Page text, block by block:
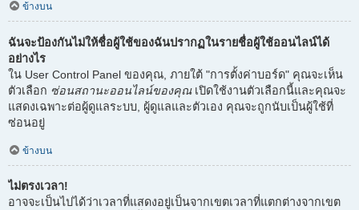
ข้างบน
ฉันจะป้องกันไม่ให้ชื่อผู้ใช้ของฉันปรากฏในรายชื่อผู้ใช้ออนไลน์ได้
อย่างไร
ใน User Control Panel ของคุณ, ภายใต้ "การตั้งค่าบอร์ด" คุณจะเห็น
ตัวเลือก ซ่อนสถานะออนไลน์ของคุณเปิดใช้งานตัวเลือกนี้และคุณจะ
แสดงเฉพาะต่อผู้ดูแลระบบ, ผู้ดูแลและตัวเอง คุณจะถูกนับเป็นผู้ใช้ที่
ซ่อนอยู่
ข้างบน
ไม่ตรงเวลา!
อาจจะเป็นไปได้ว่าเวลาที่แสดงอยู่เป็นจากเขตเวลาที่แตกต่างจากเขต